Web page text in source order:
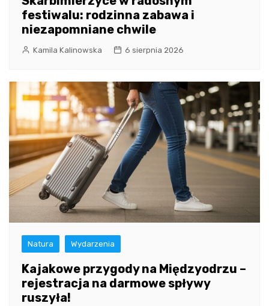
festiwalu: rodzinna zabawa i
niezapomniane chwile
Kamila Kalinowska 6 sierpnia 2026
Natura Wydarzenia
Kajakowe przygody na Międzyodrzu –
rejestracja na darmowe spływy
ruszyła!